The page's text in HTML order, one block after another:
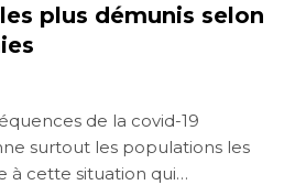
plus démunis selon
de la covid-19
surtout les populations les
à cette situation qui…